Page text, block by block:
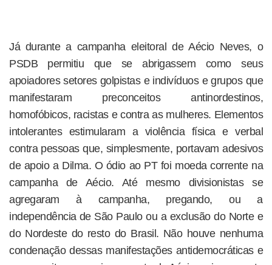
Já durante a campanha eleitoral de Aécio Neves, o
PSDB permitiu que se abrigassem como seus
apoiadores setores golpistas e indivíduos e grupos que
manifestaram preconceitos antinordestinos,
homofóbicos, racistas e contra as mulheres. Elementos
intolerantes estimularam a violência física e verbal
contra pessoas que, simplesmente, portavam adesivos
de apoio a Dilma. O ódio ao PT foi moeda corrente na
campanha de Aécio. Até mesmo divisionistas se
agregaram à campanha, pregando, ou a
independência de São Paulo ou a exclusão do Norte e
do Nordeste do resto do Brasil. Não houve nenhuma
condenação dessas manifestações antidemocráticas e